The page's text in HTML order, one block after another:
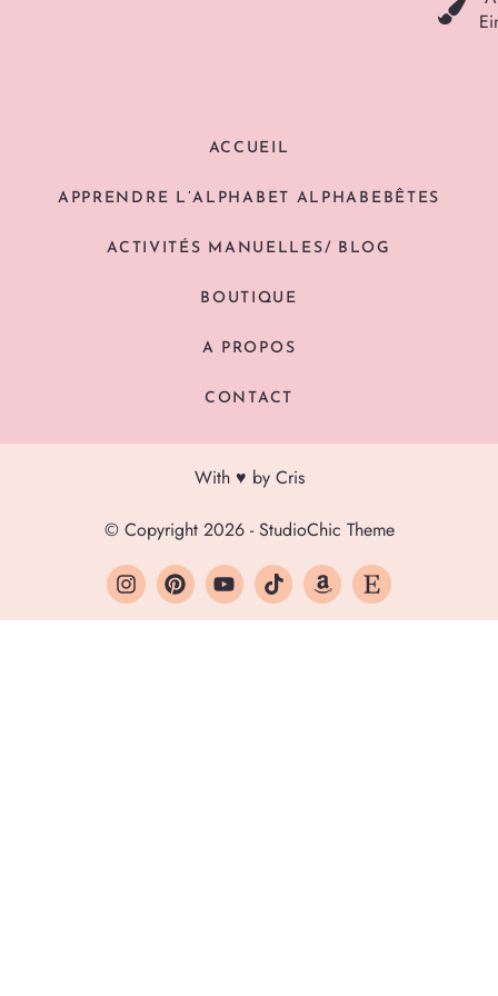
ACCUEIL
APPRENDRE L’ALPHABET ALPHABEBÊTES
ACTIVITÉS MANUELLES/ BLOG
BOUTIQUE
A PROPOS
CONTACT
With ♥ by Cris
© Copyright 2026 - StudioChic Theme